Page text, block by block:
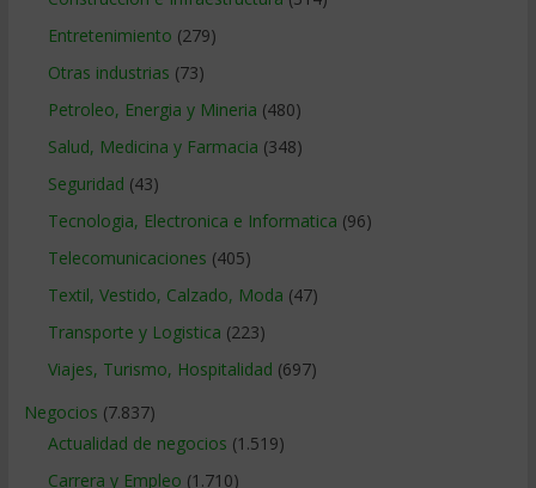
Entretenimiento (279)
Otras industrias (73)
Petroleo, Energia y Mineria (480)
Salud, Medicina y Farmacia (348)
Seguridad (43)
Tecnologia, Electronica e Informatica (96)
Telecomunicaciones (405)
Textil, Vestido, Calzado, Moda (47)
Transporte y Logistica (223)
Viajes, Turismo, Hospitalidad (697)
Negocios (7.837)
Actualidad de negocios (1.519)
Carrera y Empleo (1.710)